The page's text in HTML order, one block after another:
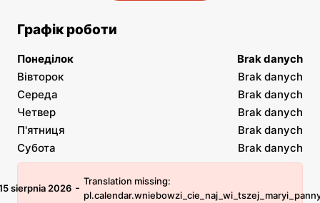
Графік роботи
Понеділок
Brak danych
Вівторок
Brak danych
Середа
Brak danych
Четвер
Brak danych
П'ятниця
Brak danych
Субота
Brak danych
sierpnia 2026 - Translation missing: